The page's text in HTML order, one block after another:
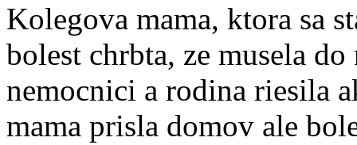
Kolegova mama, ktora sa
bolest chrbta, ze musela
nemocnici a rodina riesila
mama prisla domov ale